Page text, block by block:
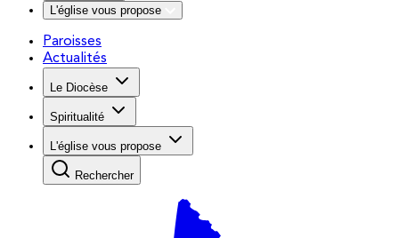
L'église vous propose
Paroisses
Actualités
Le Diocèse
Spiritualité
L'église vous propose
Rechercher